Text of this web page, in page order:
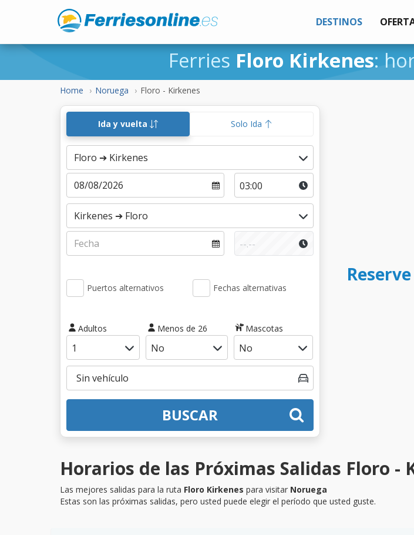
DESTINOS
Ferries Floro Kirkenes:
Home Noruega Floro - Kirkenes
Ida y vuelta Solo Ida
Puertos alternativos Fechas alternativas
Adultos Menos de 26 Mascotas
BUSCAR
Horarios de las Próximas Salidas Floro -
Las mejores salidas para la ruta Floro Kirkenes para visitar Noruega
Estas son las próximas salidas, pero usted puede elegir el período que usted guste.